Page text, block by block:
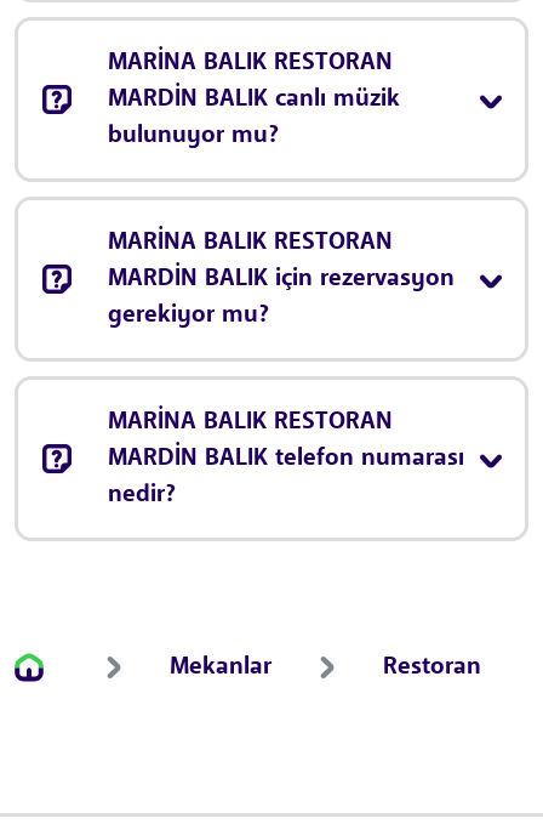
MARİNA BALIK RESTORAN
MARDİN BALIK canlı müzik
bulunuyor mu?
MARİNA BALIK RESTORAN
MARDİN BALIK için rezervasyon
gerekiyor mu?
MARİNA BALIK RESTORAN
MARDİN BALIK telefon numarası
nedir?
Mekanlar Restoran